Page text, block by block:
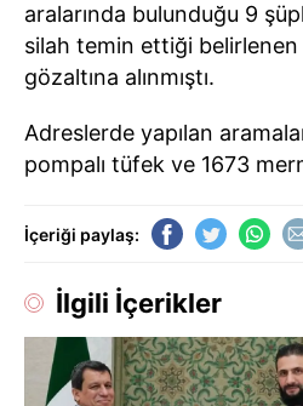
aralarında bulunduğu 9
silah temin ettiği
gözaltına alınmıştı.
Adreslerde yapılan
pompalı tüfek ve 1673
İçeriği paylaş:
İlgili İçerikler